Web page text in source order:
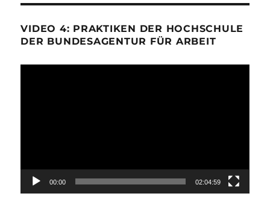
VIDEO 4: PRAKTIKEN DER HOCHSCHULE
DER BUNDESAGENTUR FÜR ARBEIT
00:00 02:04:59